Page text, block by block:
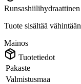
Runsashiilihydraattinen
Tuote sisältää vähintään
Mainos
Tuotetiedot
Pakaste
Valmistusmaa